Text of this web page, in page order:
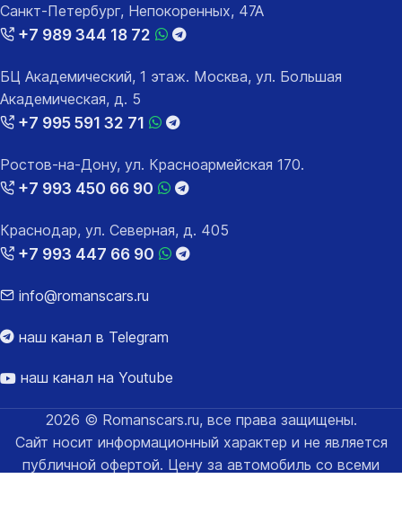
Санкт-Петербург, Непокоренных, 47А
+7 989 344 18 72
БЦ Академический, 1 этаж. Москва, ул. Большая
Академическая, д. 5
+7 995 591 32 71
Ростов-на-Дону, ул. Красноармейская 170.
+7 993 450 66 90
Краснодар, ул. Северная, д. 405
+7 993 447 66 90
info@romanscars.ru
наш канал в Telegram
наш канал на Youtube
2026 © Romanscars.ru, все права защищены.
Сайт носит информационный характер и не является
публичной офертой. Цену за автомобиль со всеми